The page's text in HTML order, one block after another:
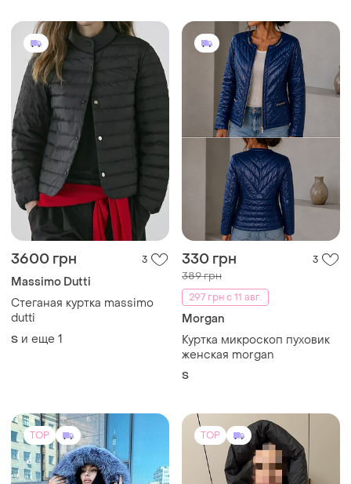
3600 грн 3
Massimo Dutti
Стеганая куртка massimo
dutti
S и еще 1
330 грн 3
389 грн
297 грн с 11 авг.
Morgan
Куртка микроскоп пуховик
женская morgan
S
TOP TOP